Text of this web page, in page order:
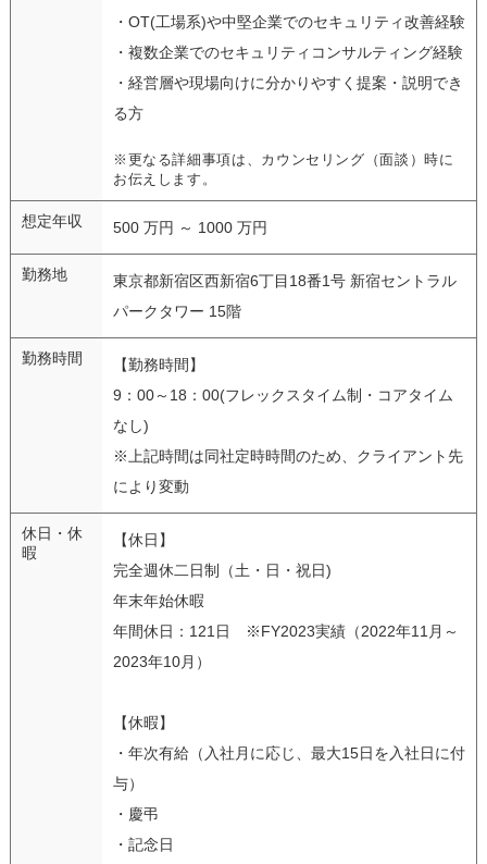
・OT(工場系)や中堅企業でのセキュリティ改善経験
・複数企業でのセキュリティコンサルティング経験
・経営層や現場向けに分かりやすく提案・説明でき
る方
※更なる詳細事項は、カウンセリング（面談）時に
お伝えします。
想定年収 500 万円 ～ 1000 万円
勤務地
東京都新宿区西新宿6丁目18番1号 新宿セントラル
パークタワー 15階
勤務時間
【勤務時間】
9：00～18：00(フレックスタイム制・コアタイム
なし)
※上記時間は同社定時時間のため、クライアント先
により変動
休日・休
暇
【休日】
完全週休二日制（土・日・祝日)
年末年始休暇
年間休日：121日 ※FY2023実績（2022年11月～
2023年10月）
【休暇】
・年次有給（入社月に応じ、最大15日を入社日に付
与）
・慶弔
・記念日